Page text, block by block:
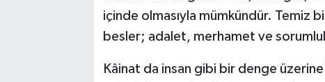
içinde olmasıyla mümkündür. Temiz
besler; adalet, merhamet ve
Kâinat da insan gibi bir denge